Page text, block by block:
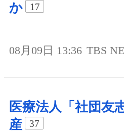
か
17
08月09日 13:36 TBS
医療法人「社団友
産
37